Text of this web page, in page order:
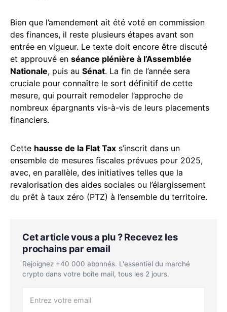
Bien que l’amendement ait été voté en commission
des finances, il reste plusieurs étapes avant son
entrée en vigueur. Le texte doit encore être discuté
et approuvé en séance plénière à l’Assemblée
Nationale, puis au Sénat. La fin de l’année sera
cruciale pour connaître le sort définitif de cette
mesure, qui pourrait remodeler l’approche de
nombreux épargnants vis-à-vis de leurs placements
financiers.
Cette hausse de la Flat Tax s’inscrit dans un
ensemble de mesures fiscales prévues pour 2025,
avec, en parallèle, des initiatives telles que la
revalorisation des aides sociales ou l’élargissement
du prêt à taux zéro (PTZ) à l’ensemble du territoire.
Cet article vous a plu ? Recevez les
prochains par email
Rejoignez +40 000 abonnés. L'essentiel du marché
crypto dans votre boîte mail, tous les 2 jours.